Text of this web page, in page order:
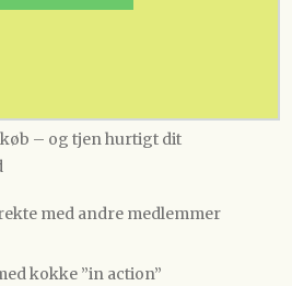
køb – og tjen hurtigt dit
med andre medlemmer
kokke ”in action”